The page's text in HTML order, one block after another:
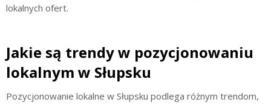
lokalnych ofert.
Jakie są trendy w pozycjonowaniu
lokalnym w Słupsku
Pozycjonowanie lokalne w Słupsku podlega różnym trendom,